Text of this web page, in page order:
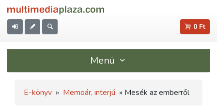
0 Ft
Menü
E-könyv » Memoár, interjú » Mesék az emberről